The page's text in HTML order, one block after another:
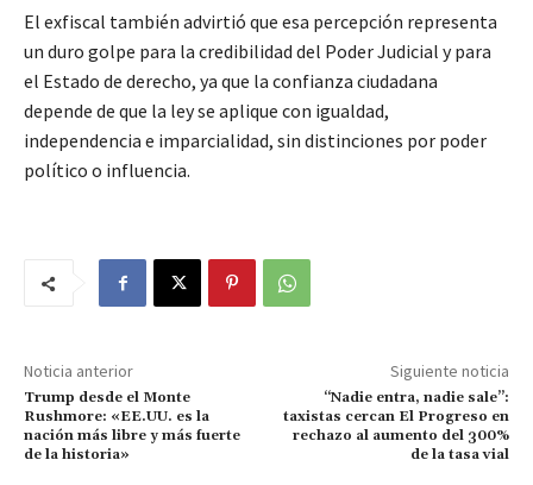
El exfiscal también advirtió que esa percepción representa
un duro golpe para la credibilidad del Poder Judicial y para
el Estado de derecho, ya que la confianza ciudadana
depende de que la ley se aplique con igualdad,
independencia e imparcialidad, sin distinciones por poder
político o influencia.
Noticia anterior
Trump desde el Monte
Rushmore: «EE.UU. es la
nación más libre y más fuerte
de la historia»
Siguiente noticia
“Nadie entra, nadie sale”:
taxistas cercan El Progreso en
rechazo al aumento del 300%
de la tasa vial